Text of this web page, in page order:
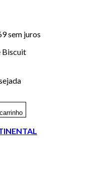
sem juros
Biscuit